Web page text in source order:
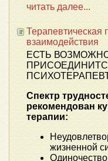
читать далее...
Терапевтическая
взаимодействия
ЕСТЬ
Спектр
рекомендован
терапии:
жизненной